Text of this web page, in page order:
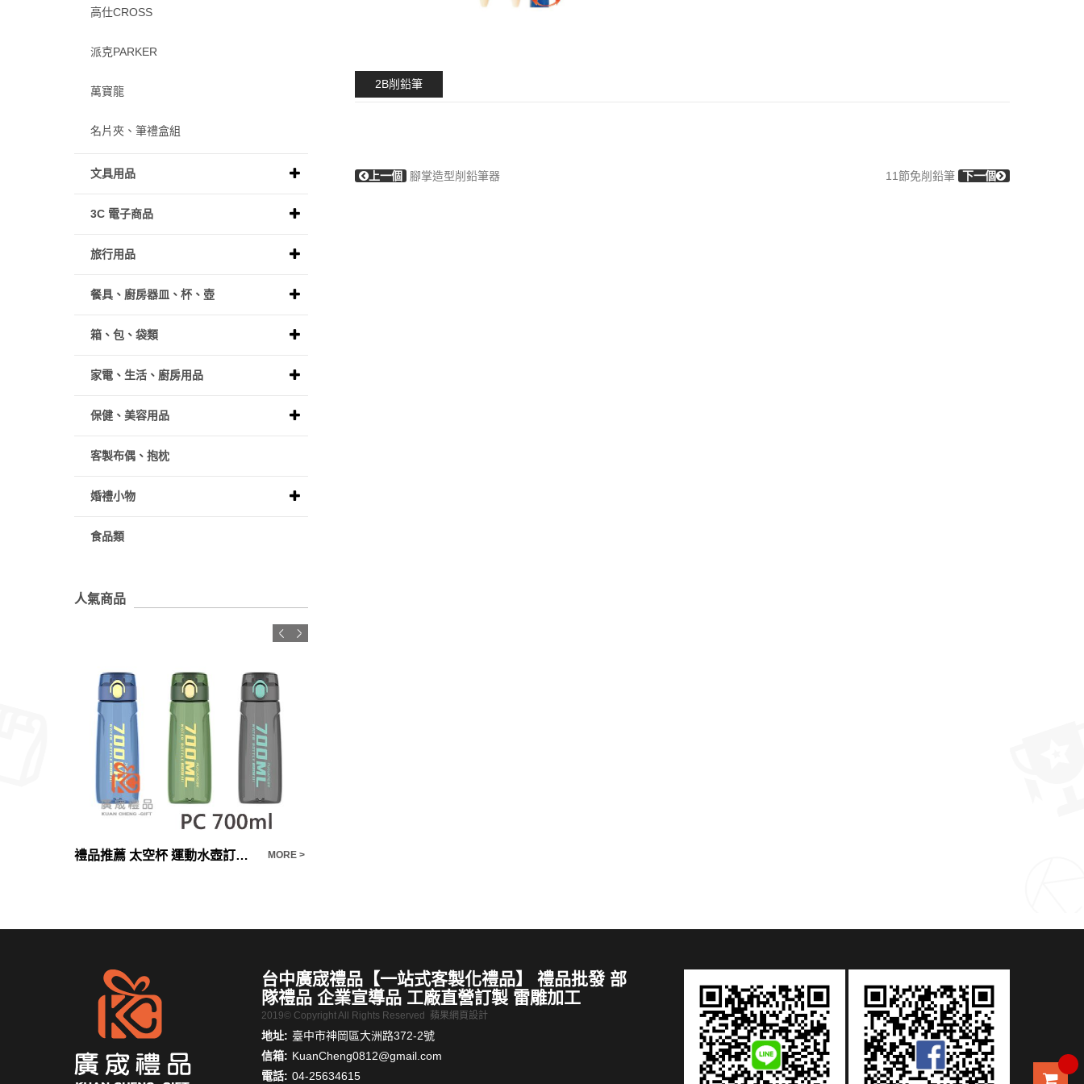
2B削鉛筆
上一個 腳掌造型削鉛筆器 11節免削鉛筆 下一個
高仕CROSS
派克PARKER
萬寶龍
名片夾、筆禮盒組
文具用品
3C 電子商品
旅行用品
餐具、廚房器皿、杯、壺
箱、包、袋類
家電、生活、廚房用品
保健、美容用品
客製布偶、抱枕
婚禮小物
食品類
人氣商品
禮品推薦 太空杯 運動水壺訂製 吸管彈跳杯水壺 可鎖 MORE >
台中廣宬禮品【一站式客製化禮品】 禮品批發 部
隊禮品 企業宣導品 工廠直營訂製 雷雕加工
2019© Copyright All Rights Reserved 蘋果網頁設計
地址: 臺中市神岡區大洲路372-2號
信箱: KuanCheng0812@gmail.com
電話: 04-25634615